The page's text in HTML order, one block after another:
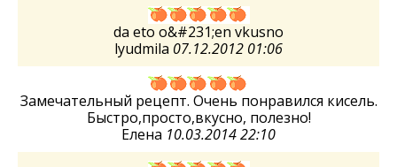
da eto o&#231;en vkusno
lyudmila 07.12.2012 01:06
Замечательный рецепт. Очень понравился кисель.
Быстро,просто,вкусно, полезно!
Елена 10.03.2014 22:10